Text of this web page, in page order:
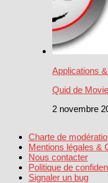
Applications
Quid de
2 novembre
Charte de
Mentions légales &
Nous contacter
Politique de
Signaler un bug